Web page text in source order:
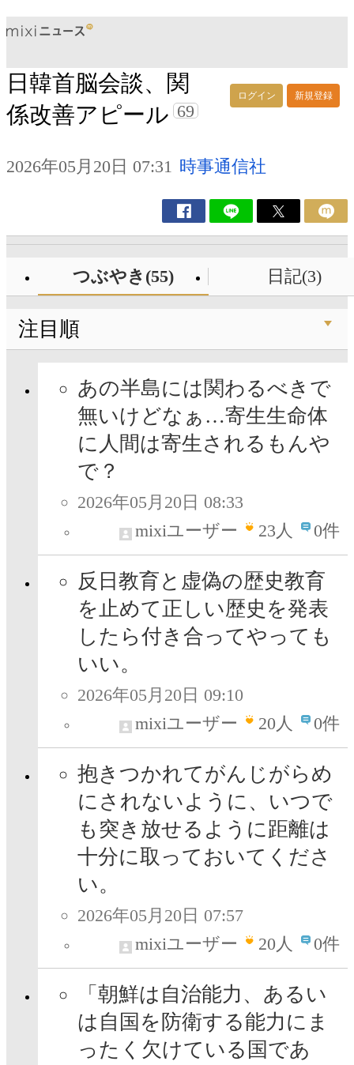
ログイン 新規登録
日韓首脳会談、関
係改善アピール 69
2026年05月20日 07:31 時事通信社
つぶやき(55) 日記(3)
注目順
あの半島には関わるべきで
無いけどなぁ…寄生生命体
に人間は寄生されるもんや
で？
2026年05月20日 08:33
mixiユーザー
23人 0件
反日教育と虚偽の歴史教育
を止めて正しい歴史を発表
したら付き合ってやっても
いい。
2026年05月20日 09:10
mixiユーザー
20人 0件
抱きつかれてがんじがらめ
にされないように、いつで
も突き放せるように距離は
十分に取っておいてくださ
い。
2026年05月20日 07:57
mixiユーザー
20人 0件
「朝鮮は自治能力、あるい
は自国を防衛する能力にま
ったく欠けている国であ